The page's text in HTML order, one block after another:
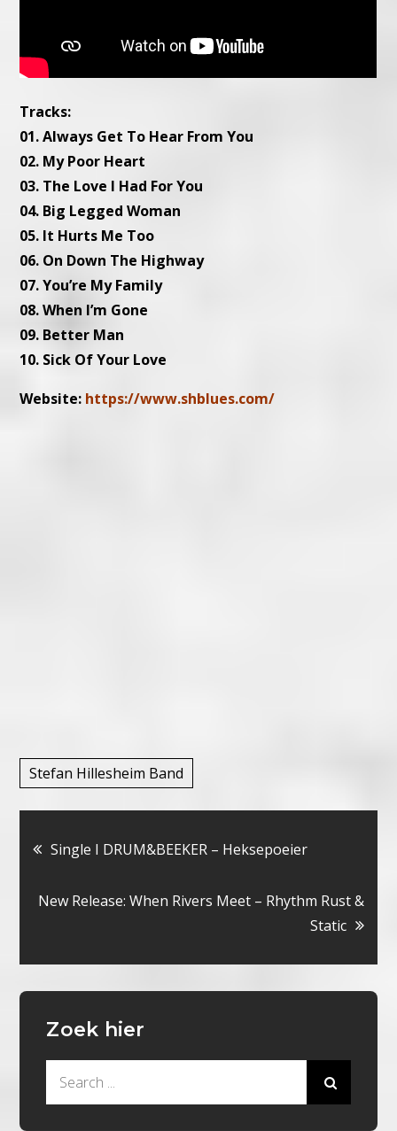
Tracks:
01. Always Get To Hear From You
02. My Poor Heart
03. The Love I Had For You
04. Big Legged Woman
05. It Hurts Me Too
06. On Down The Highway
07. You’re My Family
08. When I’m Gone
09. Better Man
10. Sick Of Your Love
Website: https://www.shblues.com/
Stefan Hillesheim Band
Bericht
navigatie
Single I DRUM&BEEKER – Heksepoeier
New Release: When Rivers Meet – Rhythm Rust &
Static
Zoek hier